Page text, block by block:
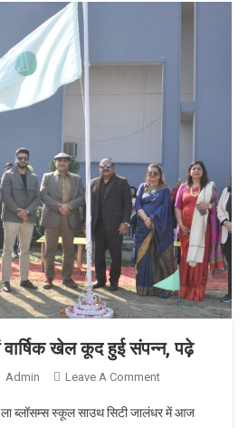
खेल कूद हुई संपन्न, पढ़े
Admin Leave A CommentOn लॉ ब्लॉसम्स
खेल कूद हुई
ला ब्लॉसम्स स्कूल साउथ सिटी जालंधर में आज